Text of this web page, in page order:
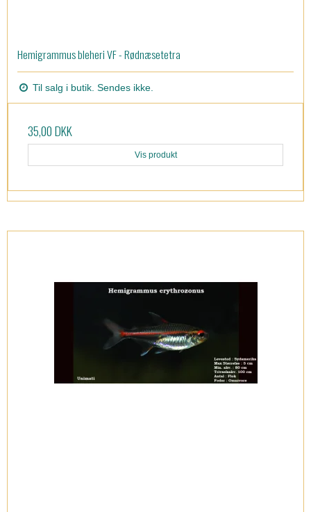
Hemigrammus bleheri VF - Rødnæsetetra
Til salg i butik. Sendes ikke.
35,00 DKK
Vis produkt